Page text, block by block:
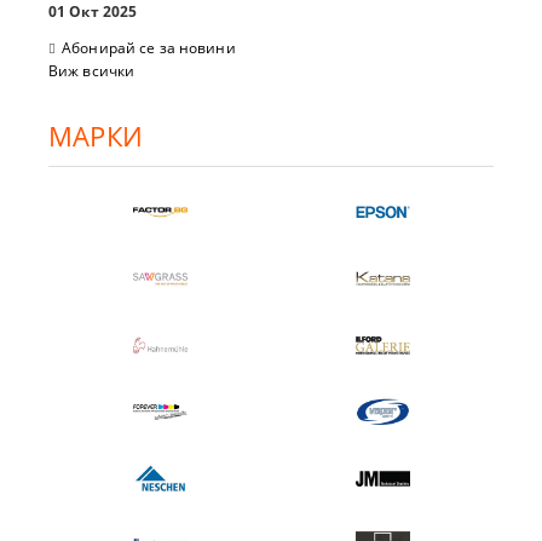
01 Окт 2025
Абонирай се за новини
Виж всички
МАРКИ